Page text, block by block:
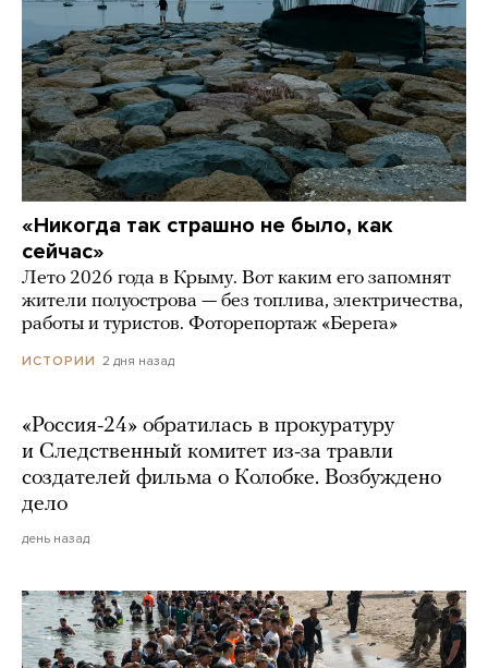
«Никогда так страшно не было, как
сейчас»
Лето 2026 года в Крыму. Вот каким его запомнят
жители полуострова — без топлива, электричества,
работы и туристов. Фоторепортаж «Берега»
ИСТОРИИ 2 дня назад
«Россия-24» обратилась в прокуратуру
и Следственный комитет из-за травли
создателей фильма о Колобке. Возбуждено
дело
день назад